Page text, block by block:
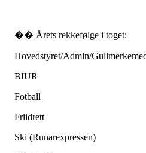
�� Årets rekkefølge i toget:
Hovedstyret/Admin/
BIUR
Fotball
Friidrett
Ski (Runarexpressen)